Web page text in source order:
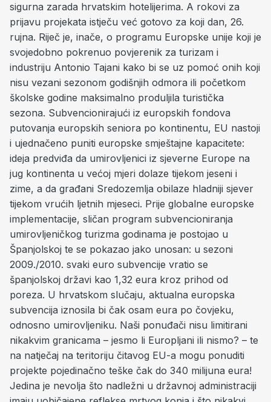
sigurna zarada hrvatskim hotelijerima. A rokovi za
prijavu projekata istječu već gotovo za koji dan, 26.
rujna. Riječ je, inače, o programu Europske unije koji je
svojedobno pokrenuo povjerenik za turizam i
industriju Antonio Tajani kako bi se uz pomoć onih koji
nisu vezani sezonom godišnjih odmora ili početkom
školske godine maksimalno produljila turistička
sezona. Subvencionirajući iz europskih fondova
putovanja europskih seniora po kontinentu, EU nastoji
i ujednačeno puniti europske smještajne kapacitete:
ideja predviđa da umirovljenici iz sjeverne Europe na
jug kontinenta u većoj mjeri dolaze tijekom jeseni i
zime, a da građani Sredozemlja obilaze hladniji sjever
tijekom vrućih ljetnih mjeseci. Prije globalne europske
implementacije, sličan program subvencioniranja
umirovljeničkog turizma godinama je postojao u
Španjolskoj te se pokazao jako unosan: u sezoni
2009./2010. svaki euro subvencije vratio se
španjolskoj državi kao 1,32 eura kroz prihod od
poreza. U hrvatskom slučaju, aktualna europska
subvencija iznosila bi čak osam eura po čovjeku,
odnosno umirovljeniku. Naši ponuđači nisu limitirani
nikakvim granicama – jesmo li Europljani ili nismo? – te
na natječaj na teritoriju čitavog EU-a mogu ponuditi
projekte pojedinačno teške čak do 340 milijuna eura!
Jedina je nevolja što nadležni u državnoj administraciji